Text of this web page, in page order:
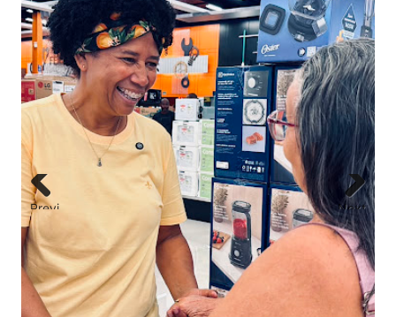
NOTA À IMPRENSA- Assessoria
crescimento falso de seguidores
governo
Previ
ous
Next